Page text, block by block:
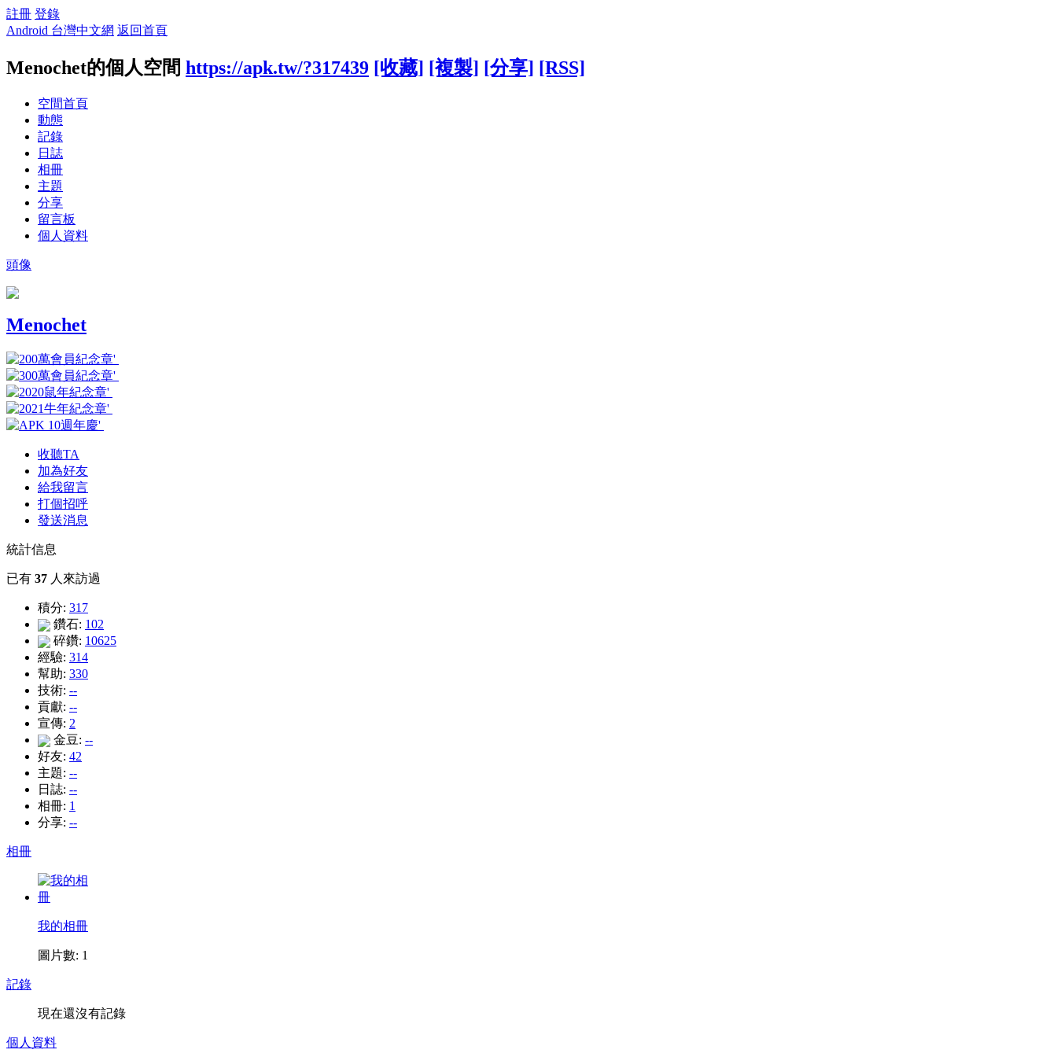
註冊 登錄
Android 台灣中文網 返回首頁
Menochet的個人空間 https://apk.tw/?317439 [收藏] [複製] [分享] [RSS]
空間首頁
動態
記錄
日誌
相冊
主題
分享
留言板
個人資料
頭像
Menochet
收聽TA
加為好友
給我留言
打個招呼
發送消息
統計信息
已有 37 人來訪過
積分: 317
鑽石: 102
碎鑽: 10625
經驗: 314
幫助: 330
技術: --
貢獻: --
宣傳: 2
金豆: --
好友: 42
主題: --
日誌: --
相冊: 1
分享: --
相冊
我的相冊
圖片數: 1
記錄
現在還沒有記錄
個人資料